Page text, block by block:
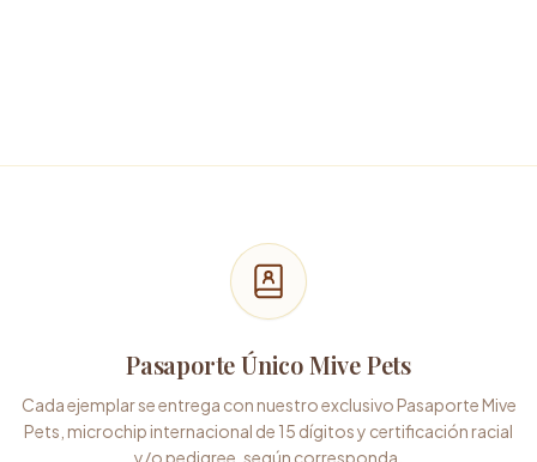
Pasaporte Único Mive Pets
Cada ejemplar se entrega con nuestro exclusivo Pasaporte Mive
Pets, microchip internacional de 15 dígitos y certificación racial
y/o pedigree, según corresponda.